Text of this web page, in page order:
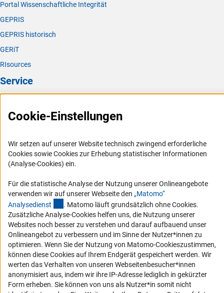
Portal Wissenschaftliche Integrität
GEPRIS
GEPRIS historisch
GERiT
RIsources
Service
FAQ
Logo und Corporate Design
RSS-Feeds
Vergabeverfahren
Barrierefreiheit
Service und Informationen für Menschen mit Behinderungen
Erklärung zur Barrierefreiheit
Barriere melden
DFG-aktuell
Cookie-Einstellungen
Wir setzen auf unserer Website technisch zwingend erforderliche
Cookies sowie Cookies zur Erhebung statistischer Informationen
(Analyse-Cookies) ein.
Für die statistische Analyse der Nutzung unserer Onlineangebote
verwenden wir auf unserer Webseite den „Matomo“
Analysedienst (externer Link)
. Matomo läuft grundsätzlich ohne Cookies.
Zusätzliche Analyse-Cookies helfen uns, die Nutzung unserer
Websites noch besser zu verstehen und darauf aufbauend unser
Onlineangebot zu verbessern und im Sinne der Nutzer*innen zu
optimieren. Wenn Sie der Nutzung von Matomo-Cookieszustimmen,
können diese Cookies auf Ihrem Endgerät gespeichert werden. Wir
werten das Verhalten von unseren Webseitenbesucher*innen
anonymisiert aus, indem wir ihre IP-Adresse lediglich in gekürzter
Form erheben. Sie können von uns als Nutzer*in somit nicht